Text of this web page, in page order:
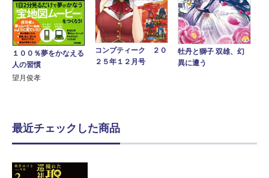
１００％夢をかなえる
人の習慣
望月俊孝
コンプティーク ２０
２５年１２月号
牡丹と獅子 双雄、幻
異に遭う
最近チェックした商品